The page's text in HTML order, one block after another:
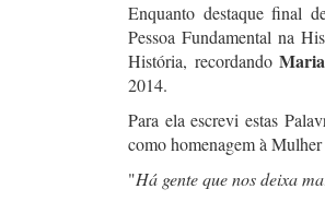
Enquanto destaque final
Pessoa Fundamental na
História, recordando
2014.
Para ela escrevi estas
como homenagem à
"Há gente que nos deixa